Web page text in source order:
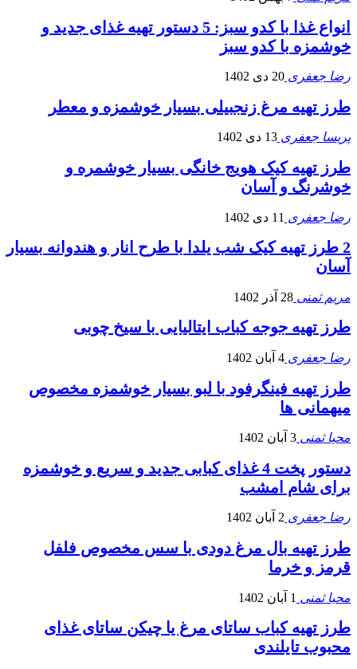
انواع غذا با کدو سبز: 5 دستور تهیه غذای جدید و
خوشمزه با کدو سبز
رضا جعفری 20 دی 1402
طرز تهیه مرغ زنجبیلی بسیار خوشمزه و معطر
پریسا جعفری 13 دی 1402
طرز تهیه کیک هویج خانگی بسیار خوشمره و
خوشرنگ و آسان
رضا جعفری 11 دی 1402
2 طرز تهیه کیک شب یلدا با طرح انار و هندوانه بسیار
آسان
مریم ثمنی 28 آذر 1402
طرز تهیه جوجه کباب ایتالیایی با سیخ چوبی
رضا جعفری 4 آبان 1402
طرز تهیه فینگرفود با لبو بسیار خوشمزه مخصوص
میهمانی ها
محیا ثمنی 3 آبان 1402
دستور پخت 4 غذای کبابی جدید و سریع و خوشمزه
برای شام امشب
رضا جعفری 2 آبان 1402
طرز تهیه بال مرغ دودی با سس مخصوص فلفل
قرمز و خرما
محیا ثمنی 1 آبان 1402
طرز تهیه کباب ساتای مرغ یا چیکن ساتای غذای
محبوب تایلندی